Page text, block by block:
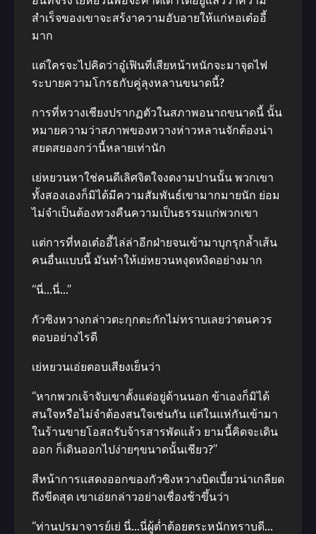
สำเร็จของเขาจะสร้งาความอับอายให้แก่หอเต๋ออี้
มาก
แต่ใครจะไปคิดว่าอู๋เฟินที่เสียหน้าหนักจะมาจุดไฟ
ระบายความโกรธกับคู่ลุงหลานขนาดนี้?
การที่หวางเชียงปรากฏตัวในสภาพอนาถขนาดนี้ นั้น
หมายความว่าสภาพของหวางห่าวหลานจักต้องน่า
สยดสยองกว่านี้หลายเท่านัก
เย่หยวนหาใช่คนดีเลิศจิตใจงดงามปานนั้น พวกเขา
ทั้งสองเองก็มิได้มีความสัมพันธ์เขามากมายนัก ย่อม
ไม่จำเป็นต้องทวงคืนความเป็นธรรมแก่พวกเขา
แต่การที่หอเต๋ออี้ไล่ล่าอีกฝ่ายจนเข้ามาบุกรุกล้ำเส้น
คนอื่นแบบนี้ มันทำให้เย่หยวนหงุดหงิดอย่างมาก
“นี่…นี่…”
กัวซิงหวางกล่าวตะกุกตะกักไม่ทราบเลยว่าตนควร
ตอบอย่างไรดี
เย่หยวนเอ่ยตอบเสียงเย็นว่า
“หากพวกเจ้าจับเขาตั้งแต่อยู่ด้านนอก ข้าเองก็มิได้
สนใจหรือไม่จำต้องสนใจเช่นกัน แต่ในแห่กันเข้ามา
ในร้านขายโอสถรับจ้ารสารพัดแล้ว ยามนี้คิดจะเดิน
ออก ก็เดินออกไปง่ายๆขนาดนั้นเชียว?”
สีหน้าการแสดงออกของกัวซิงหวางบิดเบี้ยวน่าเกลียด
ถึงขีดสุด เขาเอ่ยกล่าวอย่างเชื่องช้าขึ้นว่า
“ท่านปรมาจารย์เย่ นี่…นี่ผู้ต่ำต้อยตระหนักทราบดี…